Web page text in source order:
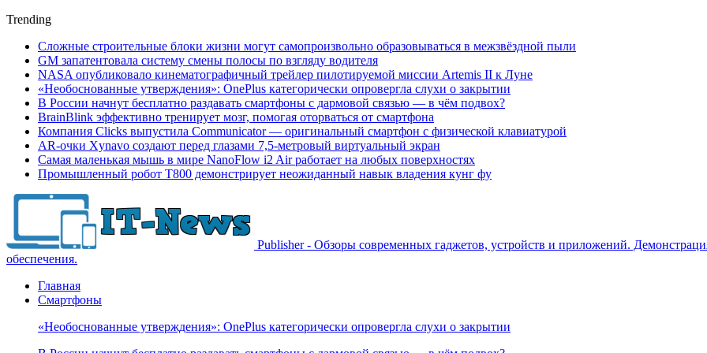
Trending
Сложные строительные блоки жизни могут самопроизвольно образовываться в межзвёздной пыли
GM запатентовала систему смены полосы по взгляду водителя
NASA опубликовало кинематографичный трейлер пилотируемой миссии Artemis II к Луне
«Необоснованные утверждения»: OnePlus категорически опровергла слухи о закрытии
В России начнут бесплатно раздавать смартфоны с дармовой связью — в чём подвох?
BrainBlink эффективно тренирует мозг, помогая оторваться от смартфона
Компания Clicks выпустила Communicator — оригинальный смартфон с физической клавиатурой
AR-очки Xynavo создают перед глазами 7,5-метровый виртуальный экран
Самая маленькая мышь в мире NanoFlow i2 Air работает на любых поверхностях
Промышленный робот Т800 демонстрирует неожиданный навык владения кунг фу
Publisher - Обзоры современных гаджетов, устройств и приложений.
обеспечения.
Главная
Смартфоны
«Необоснованные утверждения»: OnePlus категорически опровергла слухи о закрытии